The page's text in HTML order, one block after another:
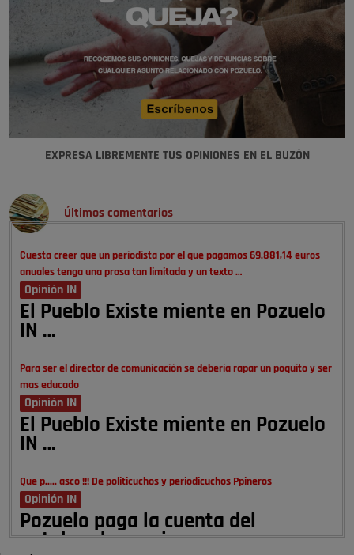
EXPRESA LIBREMENTE TUS OPINIONES EN EL BUZÓN
Últimos comentarios
Cuesta creer que un periodista por el que pagamos 69.881,14 euros
anuales tenga una prosa tan limitada y un texto …
Opinión IN
El Pueblo Existe miente en Pozuelo
IN …
Para ser el director de comunicación se debería rapar un poquito y ser
mas educado
Opinión IN
El Pueblo Existe miente en Pozuelo
IN …
Que p..... asco !!! De politicuchos y periodicuchos Ppineros
Opinión IN
Pozuelo paga la cuenta del
autobombo: casi …